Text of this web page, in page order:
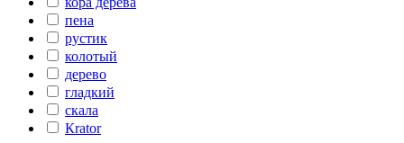
пена
рустик
колотый
дерево
гладкий
скала
Кrator